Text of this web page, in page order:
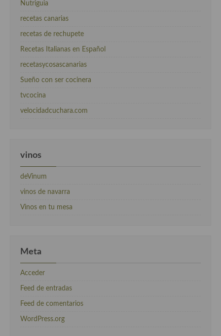
Nutriguia
recetas canarias
recetas de rechupete
Recetas Italianas en Español
recetasycosascanarias
Sueño con ser cocinera
tvcocina
velocidadcuchara.com
vinos
deVinum
vinos de navarra
Vinos en tu mesa
Meta
Acceder
Feed de entradas
Feed de comentarios
WordPress.org